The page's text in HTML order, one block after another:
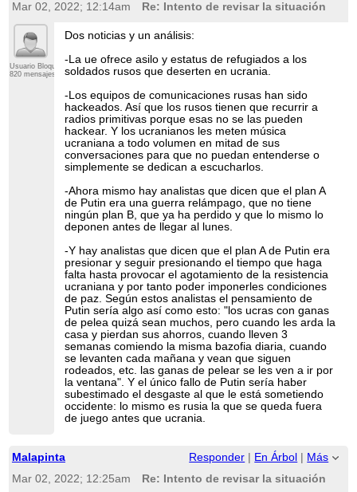
Mar 02, 2022; 12:14am
Re: Intento de revisar la situación
Usuario Bloqueado
820 mensajes
Dos noticias y un análisis:
-La ue ofrece asilo y estatus de refugiados a los
soldados rusos que deserten en ucrania.
-Los equipos de comunicaciones rusas han sido
hackeados. Así que los rusos tienen que recurrir a
radios primitivas porque esas no se las pueden
hackear. Y los ucranianos les meten música
ucraniana a todo volumen en mitad de sus
conversaciones para que no puedan entenderse o
simplemente se dedican a escucharlos.
-Ahora mismo hay analistas que dicen que el plan A
de Putin era una guerra relámpago, que no tiene
ningún plan B, que ya ha perdido y que lo mismo lo
deponen antes de llegar al lunes.
-Y hay analistas que dicen que el plan A de Putin era
presionar y seguir presionando el tiempo que haga
falta hasta provocar el agotamiento de la resistencia
ucraniana y por tanto poder imponerles condiciones
de paz. Según estos analistas el pensamiento de
Putin sería algo así como esto: "los ucras con ganas
de pelea quizá sean muchos, pero cuando les arda la
casa y pierdan sus ahorros, cuando lleven 3
semanas comiendo la misma bazofia diaria, cuando
se levanten cada mañana y vean que siguen
rodeados, etc. las ganas de pelear se les ven a ir por
la ventana". Y el único fallo de Putin sería haber
subestimado el desgaste al que le está sometiendo
occidente: lo mismo es rusia la que se queda fuera
de juego antes que ucrania.
Malapinta Responder | En Árbol | Más
Mar 02, 2022; 12:25am
Re: Intento de revisar la situación